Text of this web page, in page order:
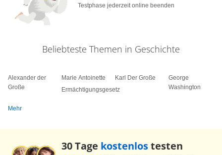
Testphase jederzeit online beenden
Beliebteste Themen in Geschichte
Alexander der
Große
Marie Antoinette
Ermächtigungsgesetz
Karl Der Große
George
Washington
Mehr
30 Tage kostenlostesten